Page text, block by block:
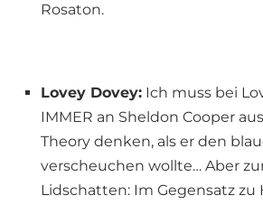
Rosaton.
Lovey Dovey: Ich muss bei
IMMER an Sheldon Cooper
Theory denken, als er den
verscheuchen wollte… Aber
Lidschatten: Im Gegensatz zu